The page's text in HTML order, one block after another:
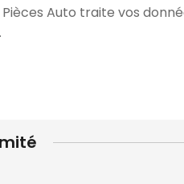
Auto traite vos
.